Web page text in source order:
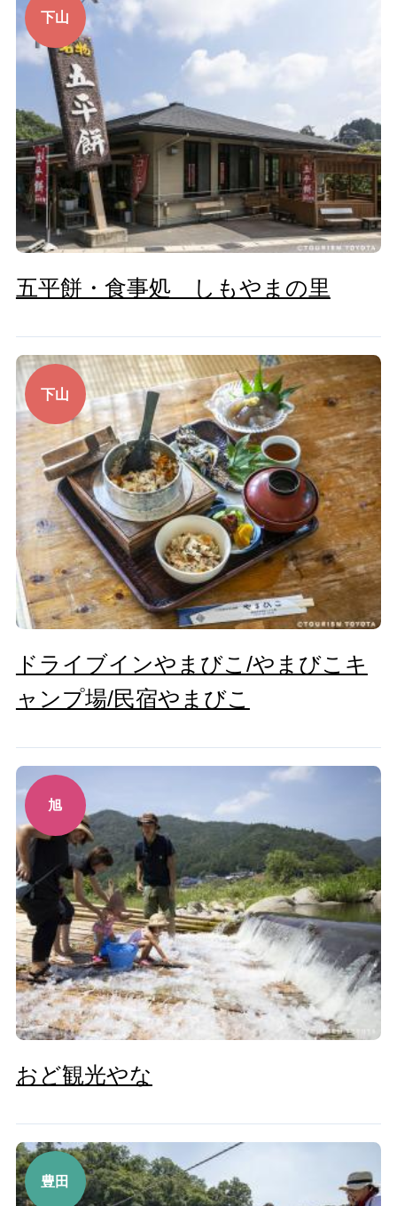
下山
五平餅・食事処 しもやまの里
下山
ドライブインやまびこ/やまびこキ
ャンプ場/民宿やまびこ
旭
おど観光やな
豊田